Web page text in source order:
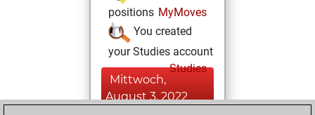
positions MyMoves
You created
your Studies account
Studies
Mittwoch,
August 3, 2022